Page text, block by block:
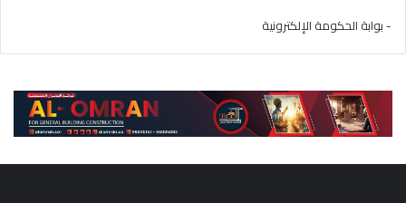
- بوابة الحكومة الإلكترونية